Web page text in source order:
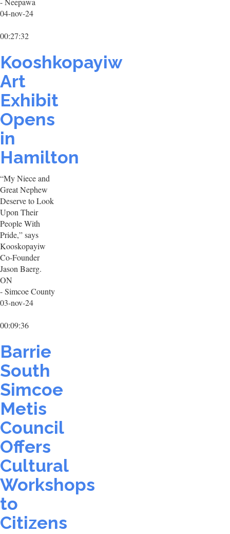
04-nov-24
00:27:32
Kooshkopayiw
Art
Exhibit
Opens
in
Hamilton
“My Niece and
Great Nephew
Deserve to Look
Upon Their
People With
Pride,” says
Kooskopayiw
Co-Founder
Jason Baerg.
ON
- Simcoe County
03-nov-24
00:09:36
Barrie
South
Simcoe
Metis
Council
Offers
Cultural
Workshops
to
Citizens